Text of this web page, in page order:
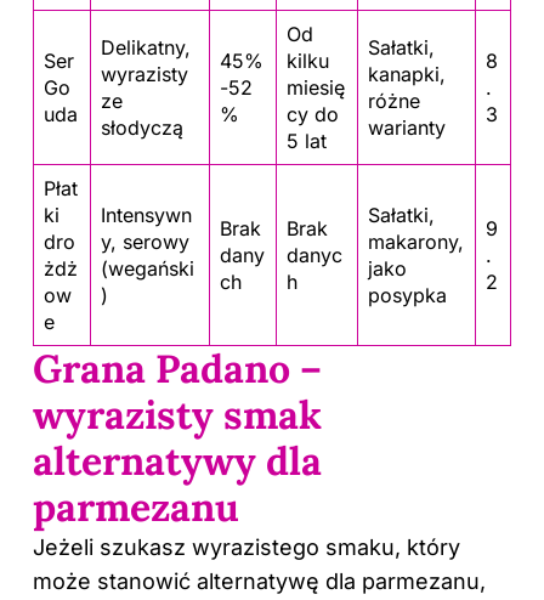
Ser
Go
uda
Delikatny,
wyrazisty
ze
słodyczą
45%
-52
%
Od
kilku
miesię
cy do
5 lat
Sałatki,
kanapki,
różne
warianty
8
.
3
Płat
ki
dro
żdż
ow
e
Intensywn
y, serowy
(wegański
)
Brak
dany
ch
Brak
danyc
h
Sałatki,
makarony,
jako
posypka
9
.
2
Grana Padano –
wyrazisty smak
alternatywy dla
parmezanu
Jeżeli szukasz wyrazistego smaku, który
może stanowić alternatywę dla parmezanu,